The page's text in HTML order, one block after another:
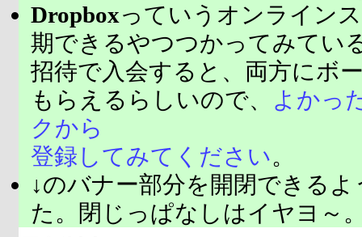
Dropboxっていうオンライン
期できるやつつかってみてい
招待で入会すると、両方にボ
もらえるらしいので、
よかっ
クから
登録してみてください。
↓のバナー部分を開閉できる
た。閉じっぱなしはイヤヨ～